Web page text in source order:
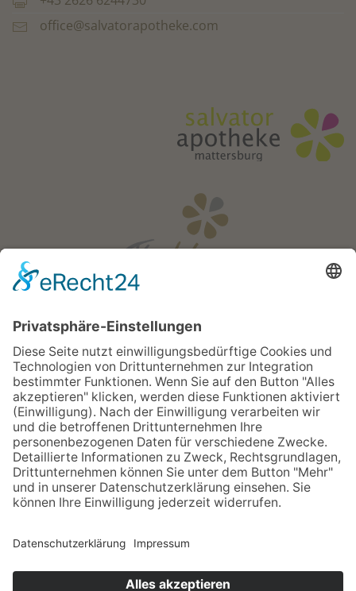
office@salvatorapotheke.com
Öffnungszeiten
Mo - Fr:
08:00 - 18:00 Uhr
Sa:
08:00 - 12:00 Uhr
Apotheken Notdienst:
Bereitschaftsdienste